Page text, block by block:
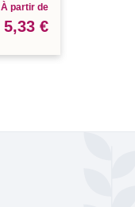
À partir de
5,33 €